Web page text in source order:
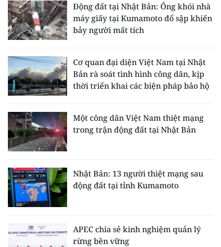
Động đất tại Nhật Bản: Ống khói nhà
máy giấy tại Kumamoto đổ sập khiến
bảy người mất tích
Cơ quan đại diện Việt Nam tại Nhật
Bản rà soát tình hình công dân, kịp
thời triển khai các biện pháp bảo hộ
Một công dân Việt Nam thiệt mạng
trong trận động đất tại Nhật Bản
Nhật Bản: 13 người thiệt mạng sau
động đất tại tỉnh Kumamoto
APEC chia sẻ kinh nghiệm quản lý
rừng bền vững